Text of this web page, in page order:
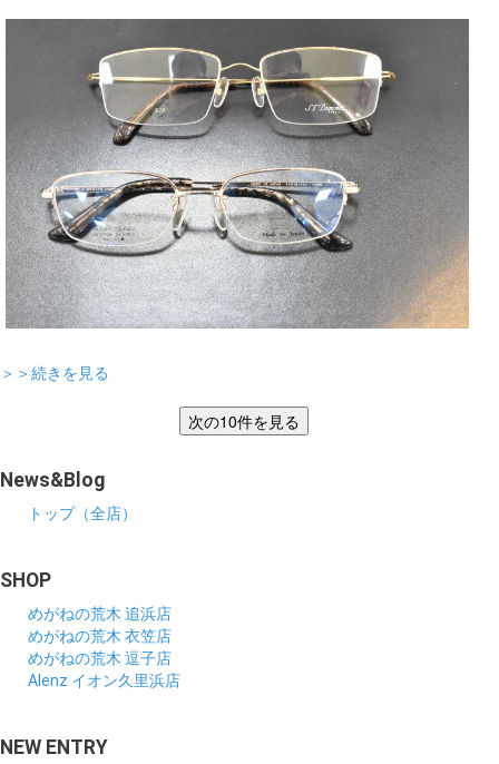
＞＞続きを見る
News&Blog
トップ（全店）
SHOP
めがねの荒木 追浜店
めがねの荒木 衣笠店
めがねの荒木 逗子店
Alenz イオン久里浜店
NEW ENTRY